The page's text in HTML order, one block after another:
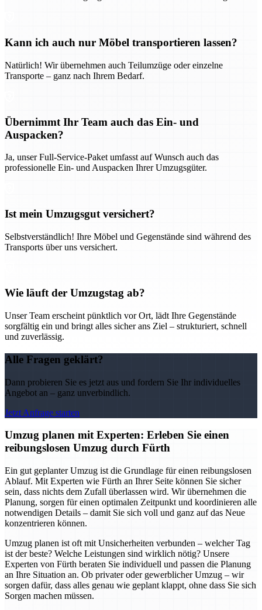
Kann ich auch nur Möbel transportieren lassen?
Natürlich! Wir übernehmen auch Teilumzüge oder einzelne
Transporte – ganz nach Ihrem Bedarf.
Übernimmt Ihr Team auch das Ein- und
Auspacken?
Ja, unser Full-Service-Paket umfasst auf Wunsch auch das
professionelle Ein- und Auspacken Ihrer Umzugsgüter.
Ist mein Umzugsgut versichert?
Selbstverständlich! Ihre Möbel und Gegenstände sind während des
Transports über uns versichert.
Wie läuft der Umzugstag ab?
Unser Team erscheint pünktlich vor Ort, lädt Ihre Gegenstände
sorgfältig ein und bringt alles sicher ans Ziel – strukturiert, schnell
und zuverlässig.
Alle Fragen geklärt?
Dann probieren Sie es jetzt aus und fordern Sie Ihr individuelles
Angebot an – ganz unverbindlich.
Jetzt Anfrage starten
Umzug planen mit Experten: Erleben Sie einen
reibungslosen Umzug durch Fürth
Ein gut geplanter Umzug ist die Grundlage für einen reibungslosen
Ablauf. Mit Experten wie Fürth an Ihrer Seite können Sie sicher
sein, dass nichts dem Zufall überlassen wird. Wir übernehmen die
Planung, sorgen für einen optimalen Zeitpunkt und koordinieren alle
notwendigen Details – damit Sie sich voll und ganz auf das Neue
konzentrieren können.
Umzug planen ist oft mit Unsicherheiten verbunden – welcher Tag
ist der beste? Welche Leistungen sind wirklich nötig? Unsere
Experten von Fürth beraten Sie individuell und passen die Planung
an Ihre Situation an. Ob privater oder gewerblicher Umzug – wir
sorgen dafür, dass alles genau wie geplant klappt, ohne dass Sie sich
Sorgen machen müssen.